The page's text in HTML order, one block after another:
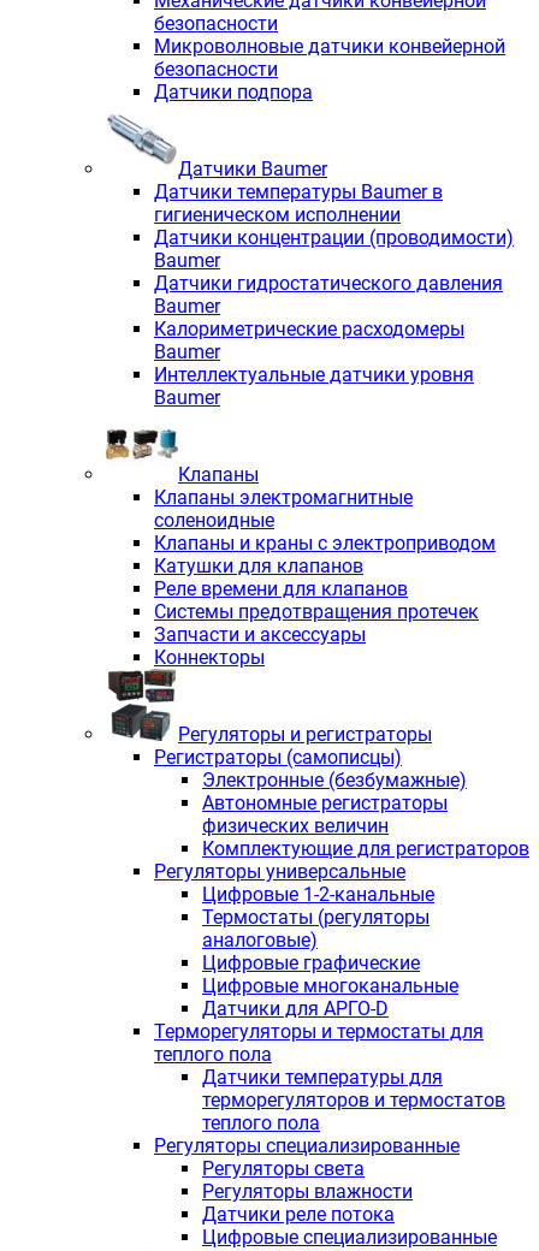
безопасности
Микроволновые датчики конвейерной
безопасности
Датчики подпора
Датчики Baumer
Датчики температуры Baumer в
гигиеническом исполнении
Датчики концентрации (проводимости)
Baumer
Датчики гидростатического давления
Baumer
Калориметрические расходомеры
Baumer
Интеллектуальные датчики уровня
Baumer
Клапаны
Клапаны электромагнитные
соленоидные
Клапаны и краны с электроприводом
Катушки для клапанов
Реле времени для клапанов
Системы предотвращения протечек
Запчасти и аксессуары
Коннекторы
Регуляторы и регистраторы
Регистраторы (самописцы)
Электронные (безбумажные)
Автономные регистраторы
физических величин
Комплектующие для регистраторов
Регуляторы универсальные
Цифровые 1-2-канальные
Термостаты (регуляторы
аналоговые)
Цифровые графические
Цифровые многоканальные
Датчики для АРГО-D
Терморегуляторы и термостаты для
теплого пола
Датчики температуры для
терморегуляторов и термостатов
теплого пола
Регуляторы специализированные
Регуляторы света
Регуляторы влажности
Датчики реле потока
Цифровые специализированные